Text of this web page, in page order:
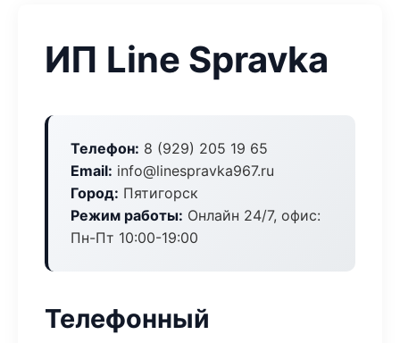
ИП Line Spravka
Телефон: 8 (929) 205 19 65
Email: info@linespravka967.ru
Город: Пятигорск
Режим работы: Онлайн 24/7, офис:
Пн-Пт 10:00-19:00
Телефонный